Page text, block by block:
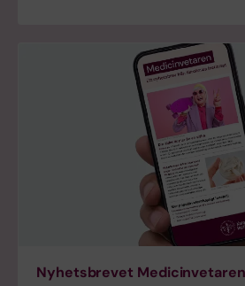
Nyhetsbrevet Medicinvetaren